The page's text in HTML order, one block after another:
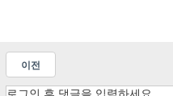
이전